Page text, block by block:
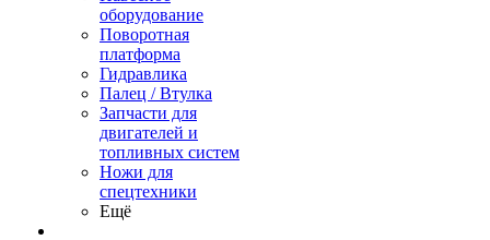
оборудование
Поворотная
платформа
Гидравлика
Палец / Втулка
Запчасти для
двигателей и
топливных систем
Ножи для
спецтехники
Ещё